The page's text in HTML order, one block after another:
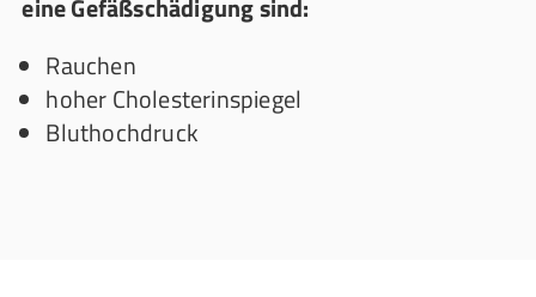
eine Gefäßschädigung sind:
Rauchen
hoher Cholesterinspiegel
Bluthochdruck